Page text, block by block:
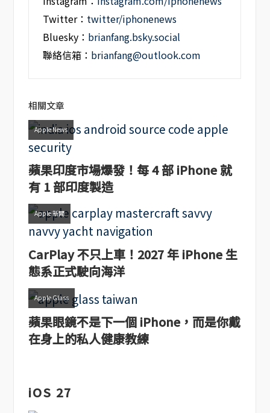
Twitter： twitter/iphonenews
Bluesky： brianfang.bsky.social
聯絡信箱： brianfang@outlook.com
相關文章
Apple News
蘋果印度市場爆發！每 4 部 iPhone 就
有 1 部印度製造
Apple 新聞
CarPlay 不只上車！2027 年 iPhone 生
態系正式駛向海洋
Apple Glass
蘋果眼鏡不是下一個 iPhone，而是你戴
在身上的私人健康教練
iOS 27